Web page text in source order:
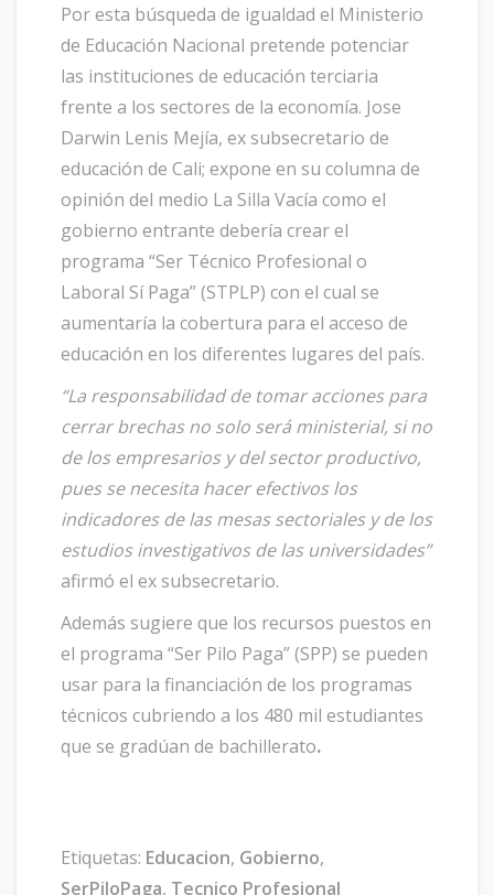
Por esta búsqueda de igualdad el Ministerio
de Educación Nacional pretende potenciar
las instituciones de educación terciaria
frente a los sectores de la economía. Jose
Darwin Lenis Mejía, ex subsecretario de
educación de Cali; expone en su columna de
opinión del medio La Silla Vacía como el
gobierno entrante debería crear el
programa “Ser Técnico Profesional o
Laboral Sí Paga” (STPLP) con el cual se
aumentaría la cobertura para el acceso de
educación en los diferentes lugares del país.
“La responsabilidad de tomar acciones para
cerrar brechas no solo será ministerial, si no
de los empresarios y del sector productivo,
pues se necesita hacer efectivos los
indicadores de las mesas sectoriales y de los
estudios investigativos de las universidades”
afirmó el ex subsecretario.
Además sugiere que los recursos puestos en
el programa “Ser Pilo Paga” (SPP) se pueden
usar para la financiación de los programas
técnicos cubriendo a los 480 mil estudiantes
que se gradúan de bachillerato.
Etiquetas: Educacion, Gobierno,
SerPiloPaga, Tecnico Profesional